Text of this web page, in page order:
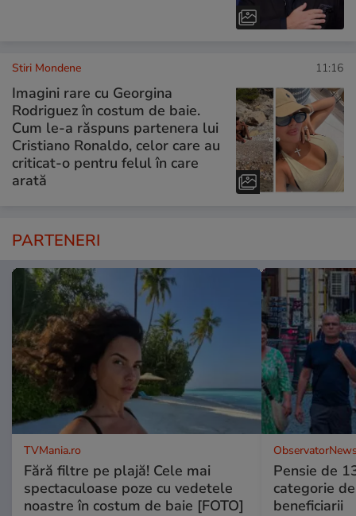
Stiri Mondene 11:16
Imagini rare cu Georgina
Rodriguez în costum de baie.
Cum le-a răspuns partenera lui
Cristiano Ronaldo, celor care au
criticat-o pentru felul în care
arată
PARTENERI
TVMania.ro
Fără filtre pe plajă! Cele mai
spectaculoase poze cu vedetele
noastre în costum de baie [FOTO]
Pensie de
categorie
beneficiarii